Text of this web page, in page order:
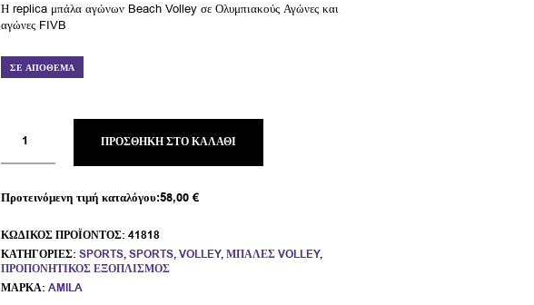
Η replica μπάλα αγώνων Beach Volley σε Ολυμπιακούς Αγώνες και
αγώνες FIVB
ΣΕ ΑΠΌΘΕΜΑ
ΠΡΟΣΘΉΚΗ ΣΤΟ ΚΑΛΆΘΙ
Προτεινόμενη τιμή καταλόγου:58,00€
ΚΩΔΙΚΌΣ ΠΡΟΪΌΝΤΟΣ: 41818
ΚΑΤΗΓΟΡΊΕΣ: SPORTS,SPORTS,VOLLEY,ΜΠΆΛΕΣ VOLLEY,
ΠΡΟΠΟΝΗΤΙΚΌΣ ΕΞΟΠΛΙΣΜΌΣ
ΜΆΡΚΑ: AMILA